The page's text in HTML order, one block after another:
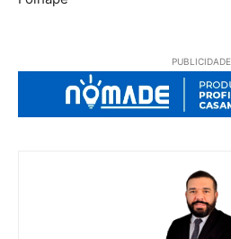
PUBLICIDADE